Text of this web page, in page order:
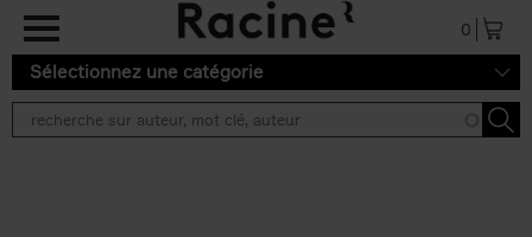
Aller au contenu principal
0
Sélectionnez une catégorie